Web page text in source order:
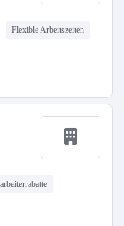
Flexible Arbeitszeiten